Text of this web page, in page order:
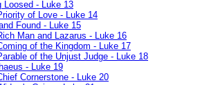
Loosed - Luke 13
of Love - Luke 14
Found - Luke 15
Man and Lazarus - Luke 16
of the Kingdom - Luke 17
of the Unjust Judge - Luke 18
- Luke 19
Cornerstone - Luke 20